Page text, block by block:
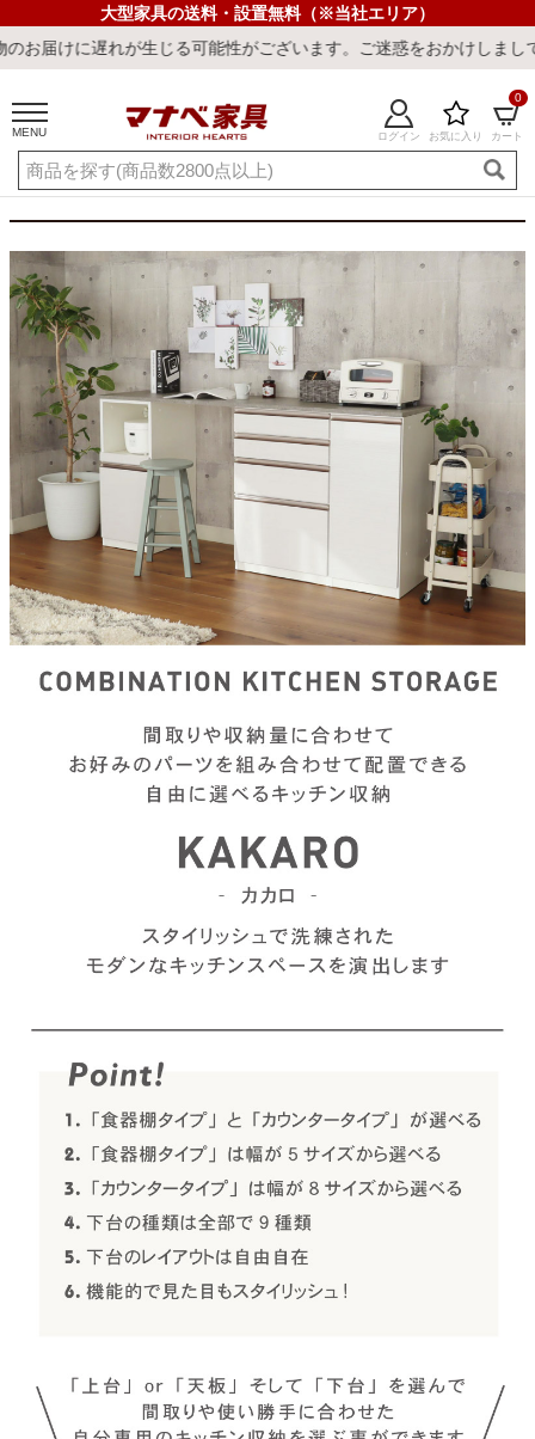
大型家具の送料・設置無料（※当社エリア）
ます。ご迷惑をおかけしまして誠に申し訳ございません。
MENU ログイン お気に入り カート
0
ご利用ガイド 新規会員登録
店舗一覧 閲覧履歴
キーワード・商品番号で探す
最短発送 冷感ラグ 冷感寝具 ワークデスク ウィルトンラ
カテゴリから探す
ソファ
テレビ台・リビング家具
ダイニングテーブル・セット
椅子・チェア
食器棚・キッチン収納
ベッド
収納家具